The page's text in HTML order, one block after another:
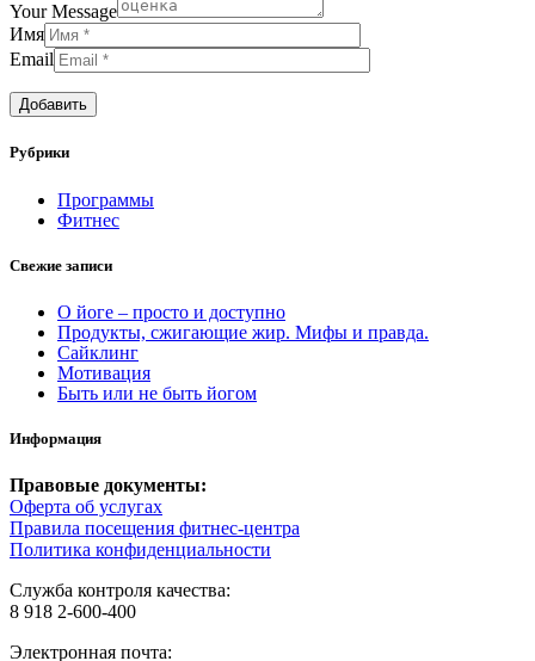
Your Message
Имя
Email
Рубрики
Программы
Фитнес
Свежие записи
О йоге – просто и доступно
Продукты, сжигающие жир. Мифы и правда.
Сайклинг
Мотивация
Быть или не быть йогом
Информация
Правовые документы:
Оферта об услугах
Правила посещения фитнес-центра
Политика конфиденциальности
Служба контроля качества:
8 918 2-600-400
Электронная почта: